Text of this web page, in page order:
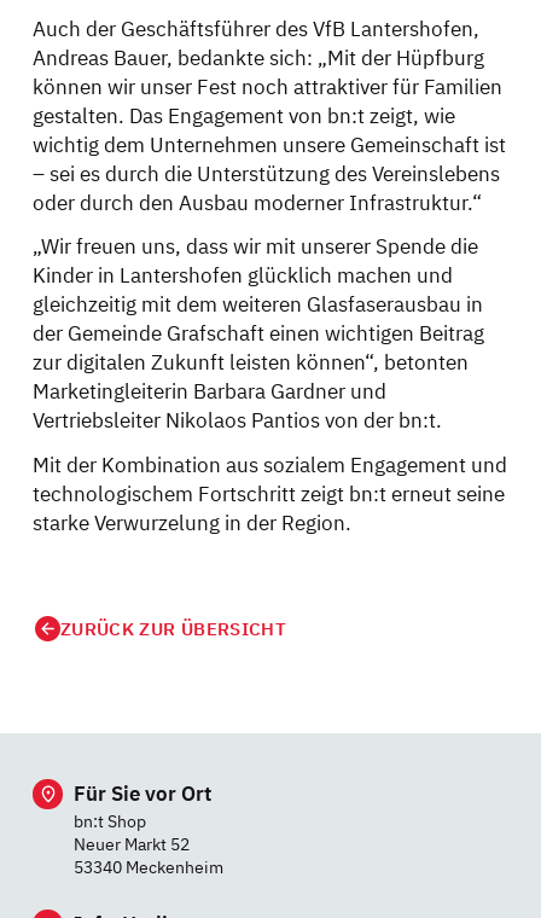
Auch der Geschäftsführer des VfB Lantershofen,
Andreas Bauer, bedankte sich: „Mit der Hüpfburg
können wir unser Fest noch attraktiver für Familien
gestalten. Das Engagement von bn:t zeigt, wie
wichtig dem Unternehmen unsere Gemeinschaft ist
– sei es durch die Unterstützung des Vereinslebens
oder durch den Ausbau moderner Infrastruktur.“
„Wir freuen uns, dass wir mit unserer Spende die
Kinder in Lantershofen glücklich machen und
gleichzeitig mit dem weiteren Glasfaserausbau in
der Gemeinde Grafschaft einen wichtigen Beitrag
zur digitalen Zukunft leisten können“, betonten
Marketingleiterin Barbara Gardner und
Vertriebsleiter Nikolaos Pantios von der bn:t.
Mit der Kombination aus sozialem Engagement und
technologischem Fortschritt zeigt bn:t erneut seine
starke Verwurzelung in der Region.
ZURÜCK ZUR ÜBERSICHT
Für Sie vor Ort
bn:t Shop
Neuer Markt 52
53340 Meckenheim